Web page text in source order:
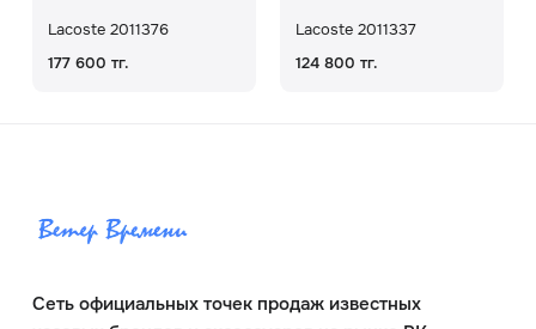
Lacoste 2011376
177 600 тг.
Lacoste 2011337
124 800 тг.
Сеть официальных точек продаж известных